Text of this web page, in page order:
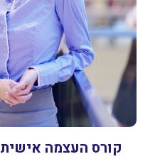
קורס העצמה אישית